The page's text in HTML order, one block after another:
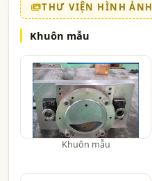
THƯ VIỆN HÌNH ẢNH
Khuôn mẫu
Khuôn mẫu